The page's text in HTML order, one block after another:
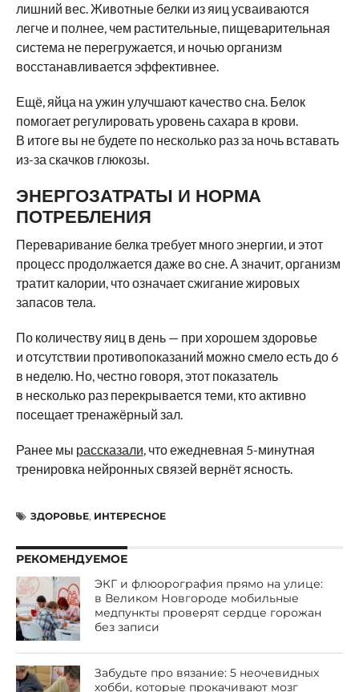
лишний вес. Животные белки из яиц усваиваются
легче и полнее, чем растительные, пищеварительная
система не перегружается, и ночью организм
восстанавливается эффективнее.
Ещё, яйца на ужин улучшают качество сна. Белок
помогает регулировать уровень сахара в крови.
В итоге вы не будете по несколько раз за ночь вставать
из-за скачков глюкозы.
ЭНЕРГОЗАТРАТЫ И НОРМА
ПОТРЕБЛЕНИЯ
Переваривание белка требует много энергии, и этот
процесс продолжается даже во сне. А значит, организм
тратит калории, что означает сжигание жировых
запасов тела.
По количеству яиц в день — при хорошем здоровье
и отсутствии противопоказаний можно смело есть до 6
в неделю. Но, честно говоря, этот показатель
в несколько раз перекрывается теми, кто активно
посещает тренажёрный зал.
Ранее мы рассказали, что ежедневная 5-минутная
тренировка нейронных связей вернёт ясность.
ЗДОРОВЬЕ, ИНТЕРЕСНОЕ
РЕКОМЕНДУЕМОЕ
ЭКГ и флюорография прямо на улице:
в Великом Новгороде мобильные
медпункты проверят сердце горожан
без записи
Забудьте про вязание: 5 неочевидных
хобби, которые прокачивают мозг